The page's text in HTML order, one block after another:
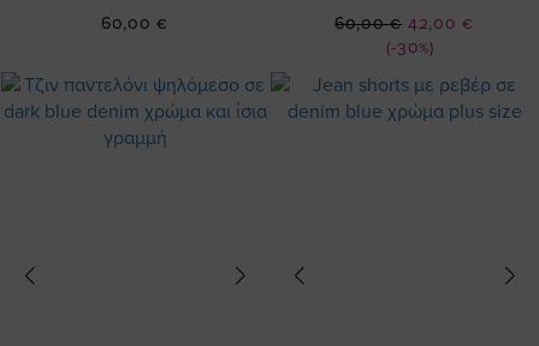
60,00 €
(-30%)
Ειδική
Τιμή
42,00 €
60,00 €